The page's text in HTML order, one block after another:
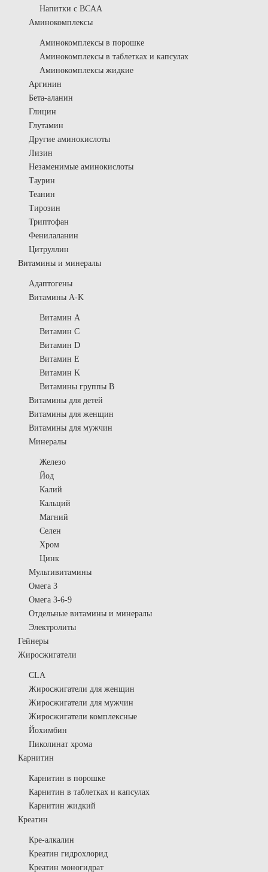
Напитки с BCAA
Аминокомплексы
Аминокомплексы в порошке
Аминокомплексы в таблетках и капсулах
Аминокомплексы жидкие
Аргинин
Бета-аланин
Глицин
Глутамин
Другие аминокислоты
Лизин
Незаменимые аминокислоты
Таурин
Теанин
Тирозин
Триптофан
Фенилаланин
Цитруллин
Витамины и минералы
Адаптогены
Витамины A-K
Витамин A
Витамин C
Витамин D
Витамин E
Витамин K
Витамины группы B
Витамины для детей
Витамины для женщин
Витамины для мужчин
Минералы
Железо
Йод
Калий
Кальций
Магний
Селен
Хром
Цинк
Мультивитамины
Омега 3
Омега 3-6-9
Отдельные витамины и минералы
Электролиты
Гейнеры
Жиросжигатели
CLA
Жиросжигатели для женщин
Жиросжигатели для мужчин
Жиросжигатели комплексные
Йохимбин
Пиколинат хрома
Карнитин
Карнитин в порошке
Карнитин в таблетках и капсулах
Карнитин жидкий
Креатин
Кре-алкалин
Креатин гидрохлорид
Креатин моногидрат